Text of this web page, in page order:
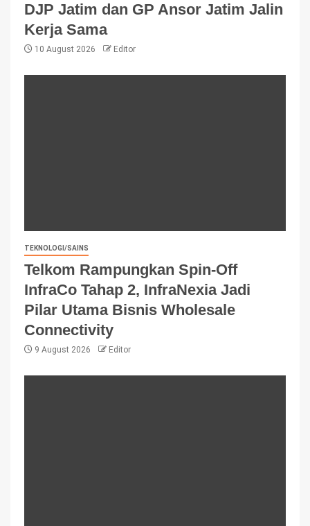
DJP Jatim dan GP Ansor Jatim Jalin
Kerja Sama
10 August 2026 Editor
TEKNOLOGI/SAINS
Telkom Rampungkan Spin-Off
InfraCo Tahap 2, InfraNexia Jadi
Pilar Utama Bisnis Wholesale
Connectivity
9 August 2026 Editor